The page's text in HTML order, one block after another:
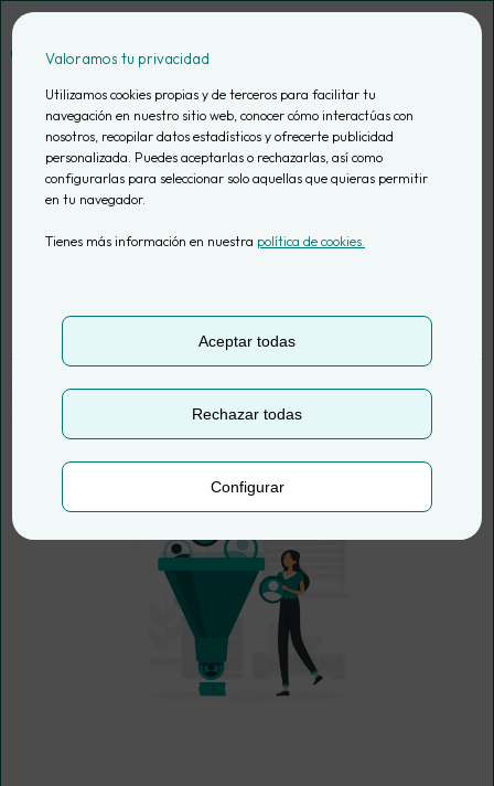
Valoramos tu privacidad
Utilizamos cookies propias y de terceros para facilitar tu
navegación en nuestro sitio web, conocer cómo interactúas con
nosotros, recopilar datos estadísticos y ofrecerte publicidad
personalizada. Puedes aceptarlas o rechazarlas, así como
configurarlas para seleccionar solo aquellas que quieras permitir
en tu navegador.
Tienes más información en nuestra política de cookies.
Aceptar todas
Rechazar todas
Configurar
Saltar
al
Filtrado de tráfico
interno por IPs en
Actualizado el